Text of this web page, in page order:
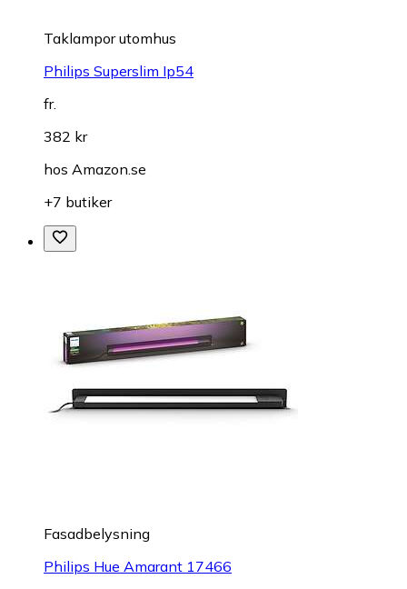
Taklampor utomhus
Philips Superslim Ip54
fr.
382 kr
hos Amazon.se
+7 butiker
Fasadbelysning
Philips Hue Amarant 17466